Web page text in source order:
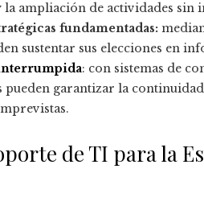
la ampliación de actividades
fundamentadas:
sustentar sus elecciones en
: con sistemas de
pueden garantizar la
de TI para la